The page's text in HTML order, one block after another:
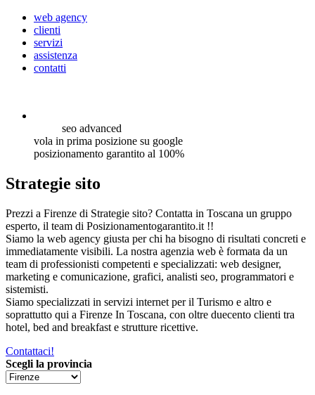
web agency
clienti
servizi
assistenza
contatti
seo advanced
vola in prima posizione su google
posizionamento garantito al 100%
Strategie sito
Prezzi a Firenze di Strategie sito? Contatta in Toscana un gruppo
esperto, il team di Posizionamentogarantito.it !!
Siamo la web agency giusta per chi ha bisogno di risultati concreti e
immediatamente visibili. La nostra agenzia web è formata da un
team di professionisti competenti e specializzati: web designer,
marketing e comunicazione, grafici, analisti seo, programmatori e
sistemisti.
Siamo specializzati in servizi internet per il Turismo e altro e
soprattutto qui a Firenze In Toscana, con oltre duecento clienti tra
hotel, bed and breakfast e strutture ricettive.
Contattaci!
Scegli la provincia